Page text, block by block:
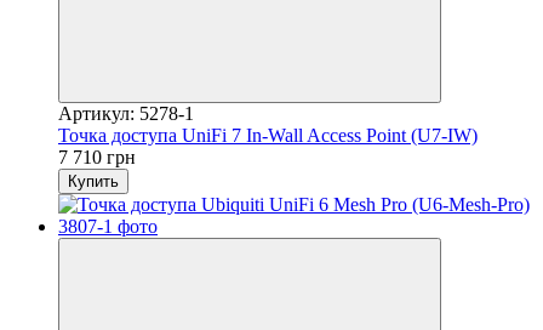
Артикул: 5278-1
Точка доступа UniFi 7 In-Wall Access Point (U7-IW)
7 710 грн
Купить